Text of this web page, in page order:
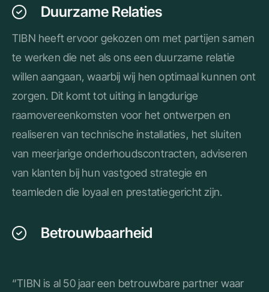
Duurzame Relaties
TIBN heeft ervoor gekozen om met partijen samen
te werken die net als ons een duurzame relatie
willen aangaan, waarbij wij hen optimaal kunnen ont
zorgen. Dit komt tot uiting in langdurige
raamovereenkomsten voor het ontwerpen en
realiseren van technische installaties, het sluiten
van meerjarige onderhoudscontracten, adviseren
van klanten bij hun vastgoed strategie en
teamleden die loyaal en prestatiegericht zijn.
Betrouwbaarheid
“TIBN is al 50 jaar een betrouwbare partner waar